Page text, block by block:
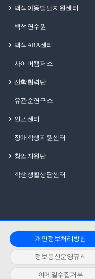
백석아동발달지원센터
백석연수원
백석ABA센터
사이버캠퍼스
산학협력단
유관순연구소
인권센터
장애학생지원센터
창업지원단
학생생활상담센터
개인정보처리방침
정보통신운영규칙
이메일수집거부